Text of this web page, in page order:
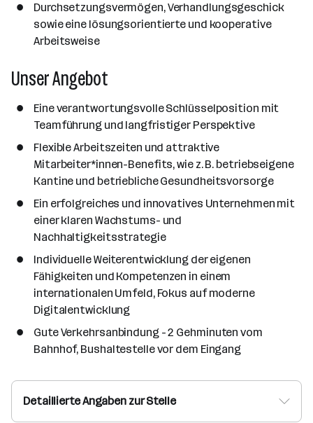
Durchsetzungsvermögen, Verhandlungsgeschick
sowie eine lösungsorientierte und kooperative
Arbeitsweise
Unser Angebot
Eine verantwortungsvolle Schlüsselposition mit
Teamführung und langfristiger Perspektive
Flexible Arbeitszeiten und attraktive
Mitarbeiter*innen-Benefits, wie z. B. betriebseigene
Kantine und betriebliche Gesundheitsvorsorge
Ein erfolgreiches und innovatives Unternehmen mit
einer klaren Wachstums- und
Nachhaltigkeitsstrategie
Individuelle Weiterentwicklung der eigenen
Fähigkeiten und Kompetenzen in einem
internationalen Umfeld, Fokus auf moderne
Digitalentwicklung
Gute Verkehrsanbindung - 2 Gehminuten vom
Bahnhof, Bushaltestelle vor dem Eingang
Detaillierte Angaben zur Stelle